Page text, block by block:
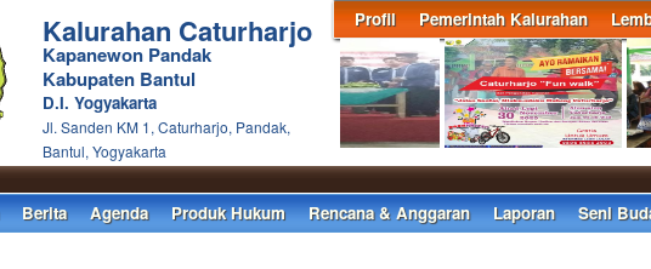
Profil Pemerintah Kalurahan
Kalurahan Caturharjo
Kapanewon Pandak
Kabupaten Bantul
D.I. Yogyakarta
Jl. Sanden KM 1, Caturharjo, Pandak,
Bantul, Yogyakarta
Berita Agenda Produk Hukum Rencana & Anggaran Laporan Seni